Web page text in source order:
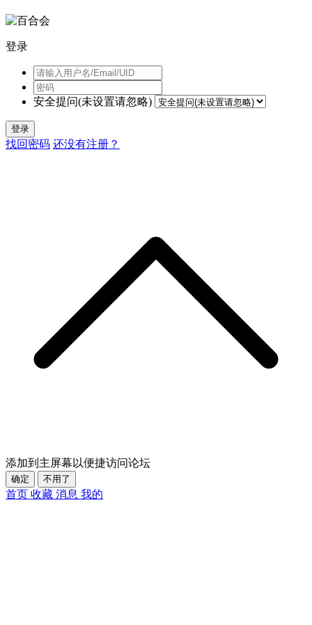
登录
安全提问(未设置请忽略)
登录
找回密码 还没有注册？
添加到主屏幕以便捷访问论坛
确定 不用了
首页 收藏 消息 我的